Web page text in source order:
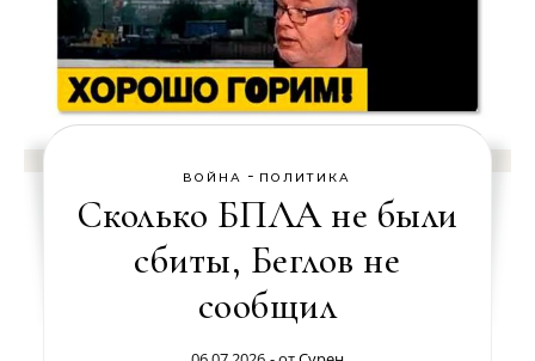
ВОЙНА - ПОЛИТИКА
Сколько БПЛА не были
сбиты, Беглов не
сообщил